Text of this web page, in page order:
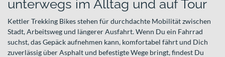
unterwegs im Alltag und auf Tour
Kettler Trekking Bikes stehen für durchdachte Mobilität zwischen
Stadt, Arbeitsweg und längerer Ausfahrt. Wenn Du ein Fahrrad
suchst, das Gepäck aufnehmen kann, komfortabel fährt und Dich
zuverlässig über Asphalt und befestigte Wege bringt, findest Du